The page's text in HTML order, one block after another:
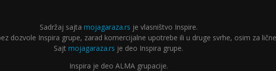
Sadržaj sajta mojagaraza.rs je vlasništvo Inspire.
dozvole Inspira grupe, zarad komercijalne upotrebe ili u druge svrhe, osim za
Sajt mojagaraza.rs je deo Inspira grupe.
Inspira je deo ALMA grupacije.